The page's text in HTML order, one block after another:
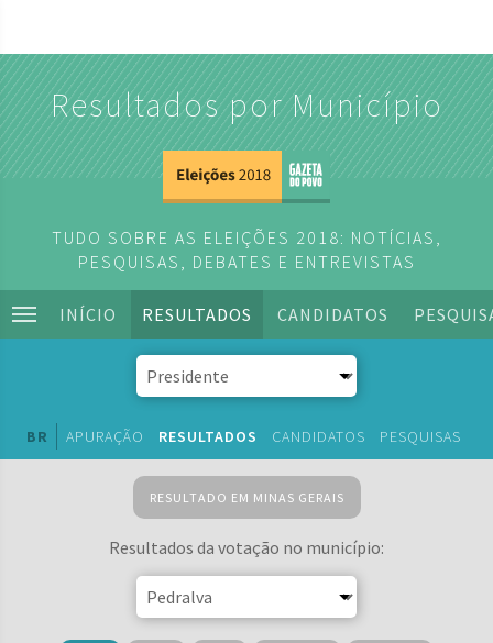
Resultados por Município
TUDO SOBRE AS ELEIÇÕES 2018: NOTÍCIAS,
PESQUISAS, DEBATES E ENTREVISTAS
INÍCIO RESULTADOS CANDIDATOS
BR APURAÇÃO RESULTADOS CANDIDATOS PESQUISAS
RESULTADO EM MINAS GERAIS
Resultados da votação no município: